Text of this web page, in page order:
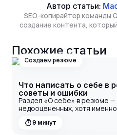
Автор статьи:
SEO-копирайтер команды
создание контента,
и экономику в Высшей
Похожие статьи
Создаем резюме
Что написать о себе в
советы и ошибки
Раздел «О себе» в резюме —
недооцененных, хотя
отличаетесь от других
9 минут